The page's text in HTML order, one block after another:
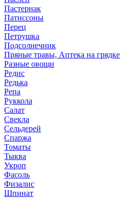
Пастернак
Патиссоны
Перец
Петрушка
Подсолнечник
Пряные травы, Аптека на грядке
Разные овощи
Редис
Редька
Репа
Руккола
Салат
Свекла
Сельдерей
Спаржа
Томаты
Тыква
Укроп
Фасоль
Физалис
Шпинат